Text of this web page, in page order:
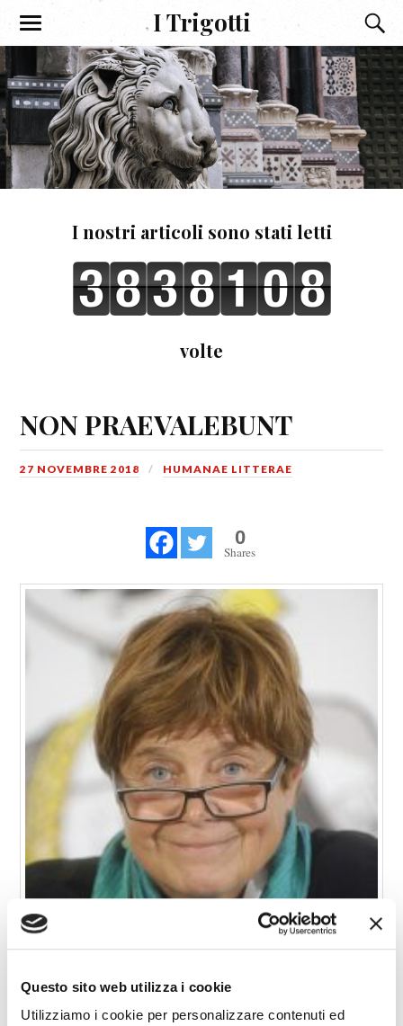
Questo sito web utilizza i cookie
Utilizziamo i cookie per personalizzare contenuti ed
I Trigotti
I nostri articoli sono stati letti
volte
NON PRAEVALEBUNT
27 NOVEMBRE 2018 HUMANAE LITTERAE
0
Shares